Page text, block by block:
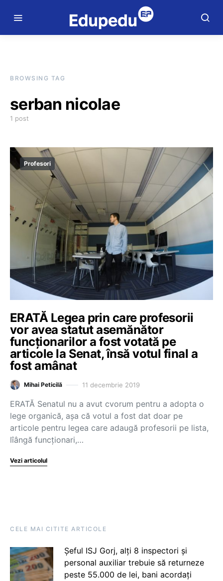
BROWSING TAG
serban nicolae
1 post
Profesori
ERATĂ Legea prin care profesorii
vor avea statut asemănător
funcţionarilor a fost votată pe
articole la Senat, însă votul final a
fost amânat
Mihai Peticilă 11 decembrie 2019
ERATĂ Senatul nu a avut cvorum pentru a adopta o
lege organică, așa că votul a fost dat doar pe
articole pentru legea care adaugă profesorii pe lista,
lîângă funcționari,…
Vezi articolul
CELE MAI CITITE ARTICOLE
Șeful ISJ Gorj, alți 8 inspectori și
personal auxiliar trebuie să returneze
peste 55.000 de lei, bani acordați